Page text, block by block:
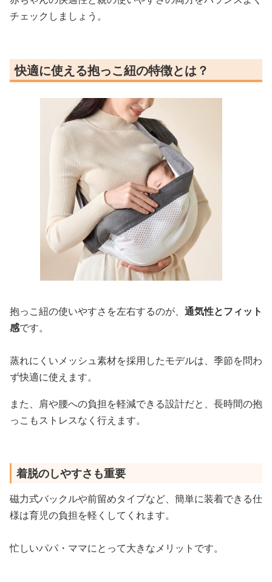
チェックしましょう。
快適に使える抱っこ紐の特徴とは？
抱っこ紐の使いやすさを左右するのが、 通気性とフィット
感です。
蒸れにくいメッシュ素材を採用したモデルは、季節を問わ
ず快適に使えます。
また、肩や腰への負担を軽減できる設計だと、長時間の抱
っこもストレスなく行えます。
着脱のしやすさも重要
磁力式バックルや前留めタイプなど、簡単に装着できる仕
様は育児の負担を軽くしてくれます。
忙しいパパ・ママにとって大きなメリットです。